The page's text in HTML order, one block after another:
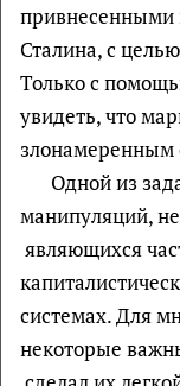
привнесенными
Сталина, с
Только с
увидеть, что
злонамеренным
Одной из
манипуляций,
являющихся
системах. Для
некоторые